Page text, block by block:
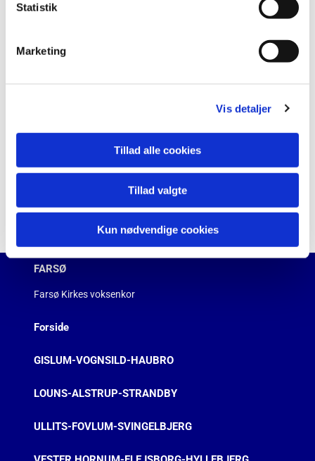
Statistik
Marketing
Vis detaljer
Tillad alle cookies
Tillad valgte
Kun nødvendige cookies
FARSØ
Farsø Kirkes voksenkor
Forside
GISLUM-VOGNSILD-HAUBRO
LOUNS-ALSTRUP-STRANDBY
ULLITS-FOVLUM-SVINGELBJERG